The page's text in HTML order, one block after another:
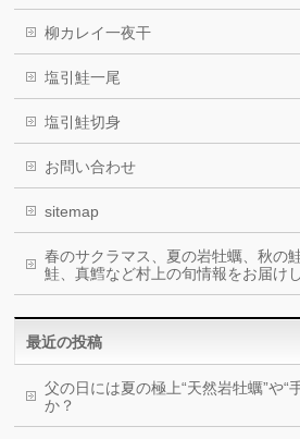
柳カレイ一夜干
塩引鮭一尾
塩引鮭切身
お問い合わせ
sitemap
春のサクラマス、夏の岩牡蠣、秋の
鮭、真鱈など村上の旬情報をお届け
最近の投稿
父の日には夏の極上“天然岩牡蠣”や“
か？